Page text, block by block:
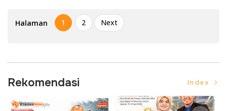
Halaman 1 2 Next
Rekomendasi Index